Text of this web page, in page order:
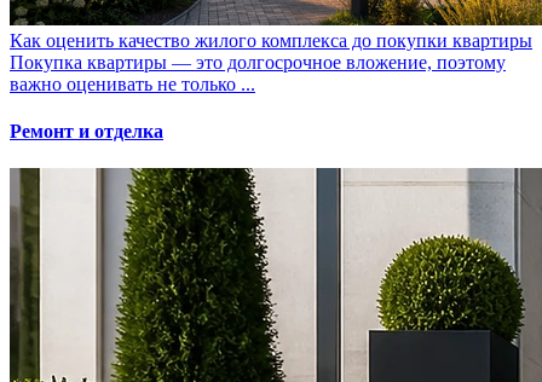
Как оценить качество жилого комплекса до покупки квартиры
Покупка квартиры — это долгосрочное вложение, поэтому
важно оценивать не только ...
Ремонт и отделка